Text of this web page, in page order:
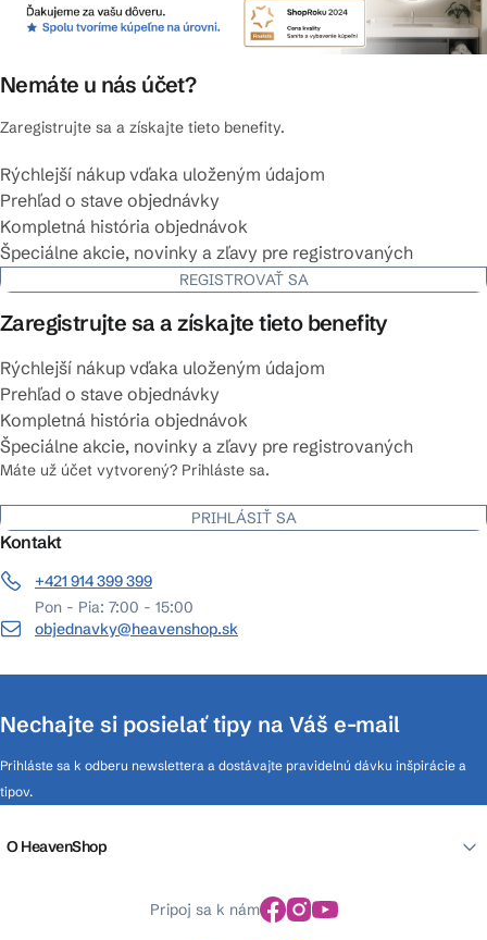
Nemáte u nás účet?
Zaregistrujte sa a získajte tieto benefity.
Rýchlejší nákup vďaka uloženým údajom
Prehľad o stave objednávky
Kompletná história objednávok
Špeciálne akcie, novinky a zľavy pre registrovaných
REGISTROVAŤ SA
Zaregistrujte sa a získajte tieto benefity
Rýchlejší nákup vďaka uloženým údajom
Prehľad o stave objednávky
Kompletná história objednávok
Špeciálne akcie, novinky a zľavy pre registrovaných
Máte už účet vytvorený? Prihláste sa.
PRIHLÁSIŤ SA
Kontakt
+421 914 399 399
Pon - Pia: 7:00 - 15:00
objednavky@heavenshop.sk
Nechajte si posielať tipy na Váš e-mail
Prihláste sa k odberu newslettera a dostávajte pravidelnú dávku inšpirácie a
tipov.
O HeavenShop
Pripoj sa k nám